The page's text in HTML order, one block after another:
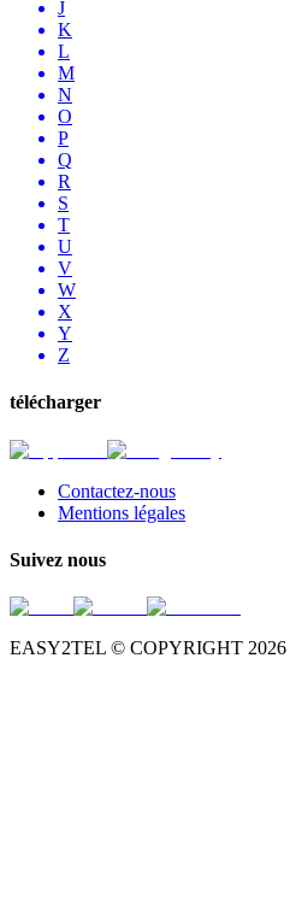
J
K
L
M
N
O
P
Q
R
S
T
U
V
W
X
Y
Z
télécharger
Contactez-nous
Mentions légales
Suivez nous
EASY2TEL © COPYRIGHT 2026